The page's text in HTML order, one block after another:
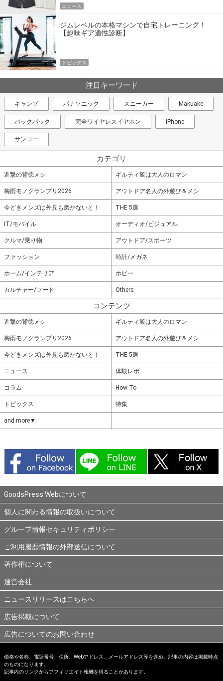
ニュース
ジムレベルの本格マシンで自宅トレーニング！
【趣味ギア適性診断】
トピックス
注目キーワード
キャンプ パナソニック スニーカー Makuake
バックパック 完全ワイヤレスイヤホン iPhone
サンコー
カテゴリ
進撃の背徳メシ ギルティ飯は大人のロマン
梅雨モノグランプリ2026 アウトドア名人の外遊び＆メシ
今どきメンズは外見も磨かないと！ THE 5選
IT/モバイル オーディオ/ビジュアル
クルマ/乗り物 アウトドア/スポーツ
ファッション 時計/メガネ
ホーム/インテリア ホビー
カルチャー/フード Others
コンテンツ
進撃の背徳メシ ギルティ飯は大人のロマン
梅雨モノグランプリ2026 アウトドア名人の外遊び＆メシ
今どきメンズは外見も磨かないと！ THE 5選
ニュース 体験レポ
コラム How To
トピックス 特集
and more▼
GoodsPress Webについて
個人に関わる情報の取扱いについて
グループ情報セキュリティポリシー
ご利用履歴情報の外部送信について
著作権について
運営会社
ニュースリリースはこちらへ
広告掲載について
広告についてのお問い合わせ
価格や名称、電話番号、住所、Webアドレス、メールアドレス等を含め、記事の内容は掲載時点
のものになります。
記事内のリンクからアフィリエイト報酬を得ることがあります。